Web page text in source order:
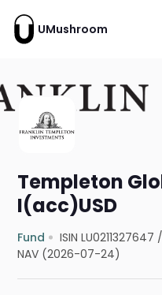
UMushroom
Templeton
I(acc)USD
Fund ISIN LU0211327647
NAV (2026-07-24)